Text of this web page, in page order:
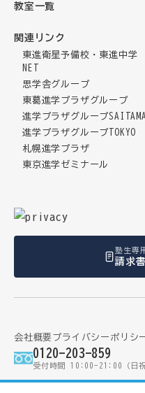
教室一覧
関連リンク
東進衛星予備校・東進中学
NET
思学舎グループ
東葛進学プラザグループ
進学プラザグループSAITAMA
進学プラザグループTOKYO
札幌進学プラザ
東京進学ゼミナール
塾生専
請求
会社概要プライバシーポリシ
0120-203-859
受付時間 10:00-21:00（日祝